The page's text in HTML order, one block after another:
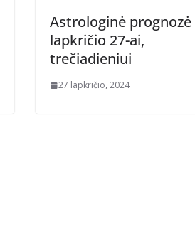
Astrologinė prognozė
lapkričio 27-ai,
trečiadieniui
27 lapkričio, 2024